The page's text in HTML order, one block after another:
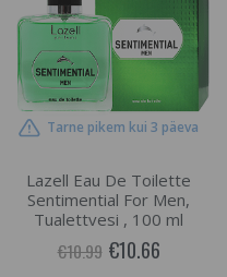
Tarne pikem kui 3 päeva
Lazell Eau De Toilette
Sentimential For Men,
Tualettvesi , 100 ml
€10.99 €10.66